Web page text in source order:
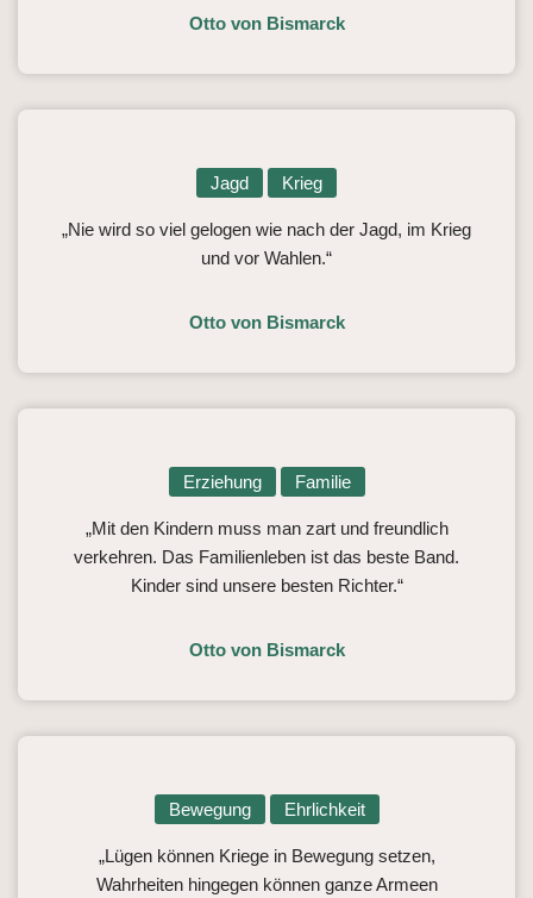
Otto von Bismarck
Jagd Krieg
„Nie wird so viel gelogen wie nach der Jagd, im Krieg
und vor Wahlen.“
Otto von Bismarck
Erziehung Familie
„Mit den Kindern muss man zart und freundlich
verkehren. Das Familienleben ist das beste Band.
Kinder sind unsere besten Richter.“
Otto von Bismarck
Bewegung Ehrlichkeit
„Lügen können Kriege in Bewegung setzen,
Wahrheiten hingegen können ganze Armeen